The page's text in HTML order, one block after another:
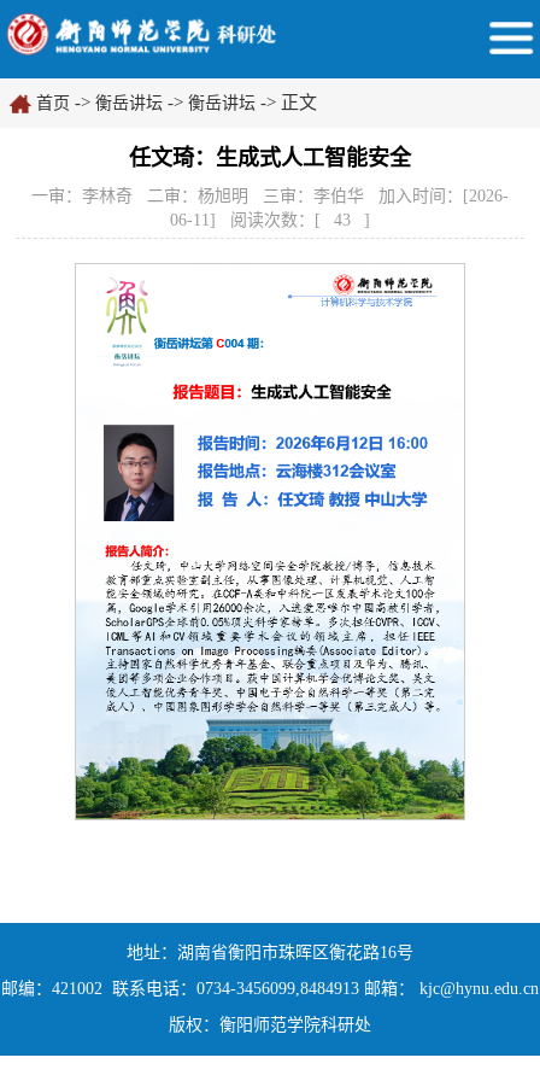
首页 -> 衡岳讲坛 -> 衡岳讲坛 -> 正文
任文琦：生成式人工智能安全
一审：李林奇 二审：杨旭明 三审：李伯华 加入时间：[2026-
06-11] 阅读次数：[
43 ]
地址：湖南省衡阳市珠晖区衡花路16号
邮编：421002 联系电话：0734-3456099,8484913 邮箱： kjc@hynu.edu.cn
版权：衡阳师范学院科研处